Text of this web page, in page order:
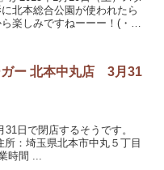
北本総合公園が使われたら
楽しみですねーーー！(・
ガー 北本中丸店 3月31
日で閉店するそうです。
：埼玉県北本市中丸５丁目
時間 ...